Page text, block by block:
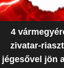
4
zivatar-
jégesővel jön